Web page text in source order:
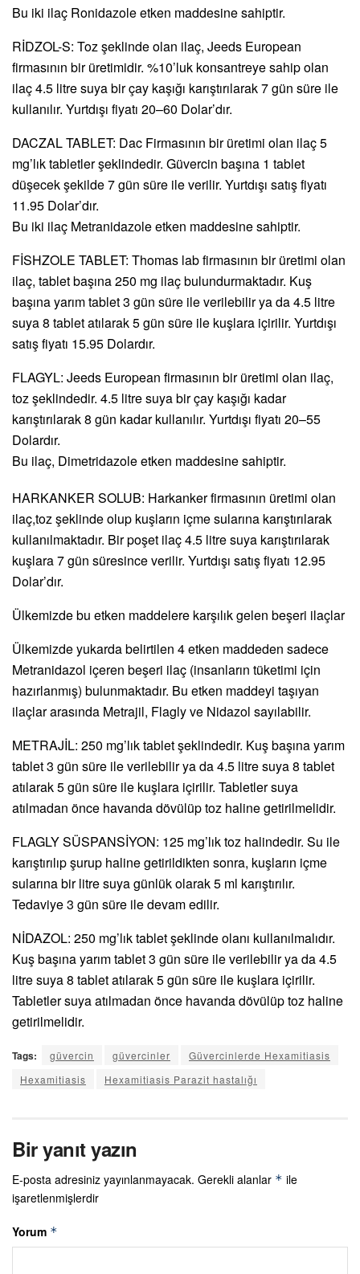
Bu iki ilaç Ronidazole etken maddesine sahiptir.
RİDZOL-S: Toz şeklinde olan ilaç, Jeeds European
firmasının bir üretimidir. %10’luk konsantreye sahip olan
ilaç 4.5 litre suya bir çay kaşığı karıştırılarak 7 gün süre ile
kullanılır. Yurtdışı fiyatı 20–60 Dolar’dır.
DACZAL TABLET: Dac Firmasının bir üretimi olan ilaç 5
mg’lık tabletler şeklindedir. Güvercin başına 1 tablet
düşecek şekilde 7 gün süre ile verilir. Yurtdışı satış fiyatı
11.95 Dolar’dır.
Bu iki ilaç Metranidazole etken maddesine sahiptir.
FİSHZOLE TABLET: Thomas lab firmasının bir üretimi olan
ilaç, tablet başına 250 mg ilaç bulundurmaktadır. Kuş
başına yarım tablet 3 gün süre ile verilebilir ya da 4.5 litre
suya 8 tablet atılarak 5 gün süre ile kuşlara içirilir. Yurtdışı
satış fiyatı 15.95 Dolardır.
FLAGYL: Jeeds European firmasının bir üretimi olan ilaç,
toz şeklindedir. 4.5 litre suya bir çay kaşığı kadar
karıştırılarak 8 gün kadar kullanılır. Yurtdışı fiyatı 20–55
Dolardır.
Bu ilaç, Dimetridazole etken maddesine sahiptir.
HARKANKER SOLUB: Harkanker firmasının üretimi olan
ilaç,toz şeklinde olup kuşların içme sularına karıştırılarak
kullanılmaktadır. Bir poşet ilaç 4.5 litre suya karıştırılarak
kuşlara 7 gün süresince verilir. Yurtdışı satış fiyatı 12.95
Dolar’dır.
Ülkemizde bu etken maddelere karşılık gelen beşeri ilaçlar
Ülkemizde yukarda belirtilen 4 etken maddeden sadece
Metranidazol içeren beşeri ilaç (insanların tüketimi için
hazırlanmış) bulunmaktadır. Bu etken maddeyi taşıyan
ilaçlar arasında Metrajil, Flagly ve Nidazol sayılabilir.
METRAJİL: 250 mg’lık tablet şeklindedir. Kuş başına yarım
tablet 3 gün süre ile verilebilir ya da 4.5 litre suya 8 tablet
atılarak 5 gün süre ile kuşlara içirilir. Tabletler suya
atılmadan önce havanda dövülüp toz haline getirilmelidir.
FLAGLY SÜSPANSİYON: 125 mg’lık toz halindedir. Su ile
karıştırılıp şurup haline getirildikten sonra, kuşların içme
sularına bir litre suya günlük olarak 5 ml karıştırılır.
Tedaviye 3 gün süre ile devam edilir.
NİDAZOL: 250 mg’lık tablet şeklinde olanı kullanılmalıdır.
Kuş başına yarım tablet 3 gün süre ile verilebilir ya da 4.5
litre suya 8 tablet atılarak 5 gün süre ile kuşlara içirilir.
Tabletler suya atılmadan önce havanda dövülüp toz haline
getirilmelidir.
Tags: güvercin güvercinler
Güvercinlerde Hexamitiasis
Hexamitiasis
Hexamitiasis Parazit hastalığı
Bir yanıt yazın
E-posta adresiniz yayınlanmayacak. Gerekli alanlar * ile
işaretlenmişlerdir
Yorum *